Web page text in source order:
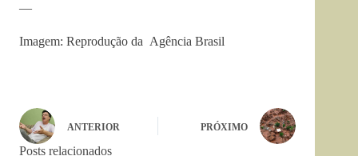
—
Imagem: Reprodução da Agência Brasil
ANTERIOR PRÓXIMO
Posts relacionados